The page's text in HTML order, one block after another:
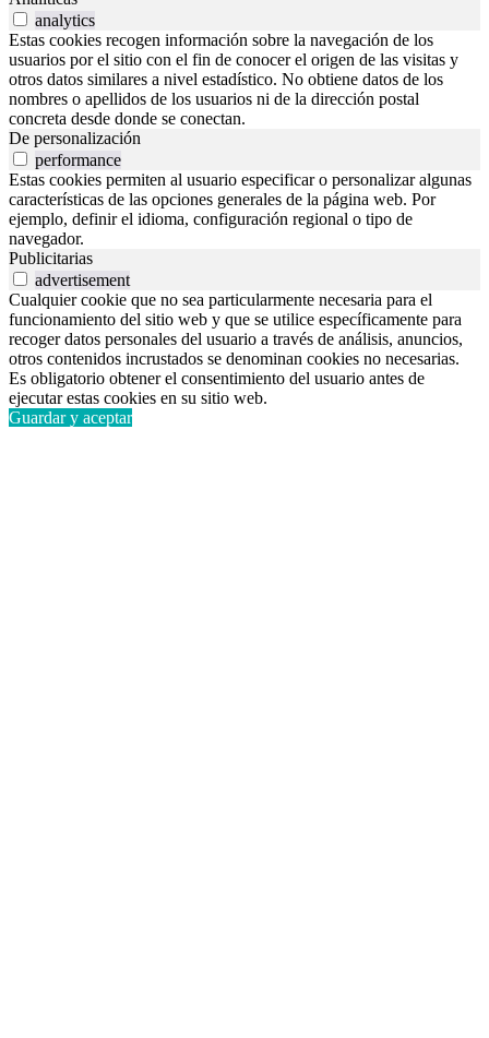
analytics
Estas cookies recogen información sobre la navegación de los
usuarios por el sitio con el fin de conocer el origen de las visitas y
otros datos similares a nivel estadístico. No obtiene datos de los
nombres o apellidos de los usuarios ni de la dirección postal
concreta desde donde se conectan.
De personalización
performance
Estas cookies permiten al usuario especificar o personalizar algunas
características de las opciones generales de la página web. Por
ejemplo, definir el idioma, configuración regional o tipo de
navegador.
Publicitarias
advertisement
Cualquier cookie que no sea particularmente necesaria para el
funcionamiento del sitio web y que se utilice específicamente para
recoger datos personales del usuario a través de análisis, anuncios,
otros contenidos incrustados se denominan cookies no necesarias.
Es obligatorio obtener el consentimiento del usuario antes de
ejecutar estas cookies en su sitio web.
Guardar y aceptar